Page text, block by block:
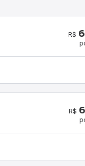
R$
R$